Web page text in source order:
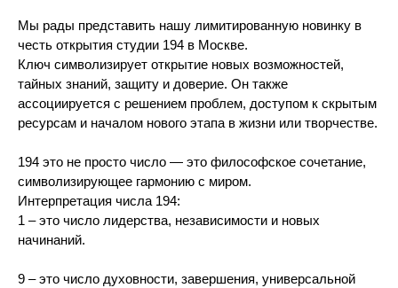
Мы рады представить нашу лимитированную новинку в
честь открытия студии 194 в Москве.
Ключ символизирует открытие новых возможностей,
тайных знаний, защиту и доверие. Он также
ассоциируется с решением проблем, доступом к скрытым
ресурсам и началом нового этапа в жизни или творчестве.
194 это не просто число — это философское сочетание,
символизирующее гармонию с миром.
Интерпретация числа 194:
1 – это число лидерства, независимости и новых
начинаний.
9 – это число духовности, завершения, универсальной